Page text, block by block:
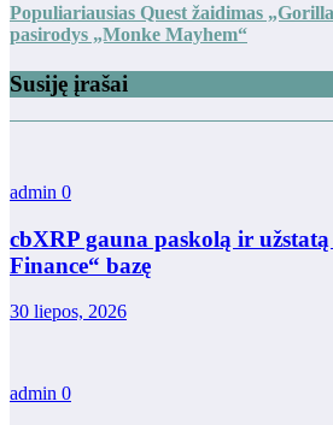
Populiariausias Quest žaidimas
pasirodys „Monke Mayhem“
Susiję įrašai
admin 0
cbXRP gauna paskolą ir
Finance“ bazę
30 liepos, 2026
admin 0